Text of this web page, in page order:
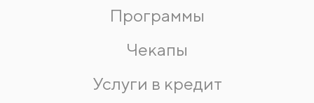
Программы
Чекапы
Услуги в кредит